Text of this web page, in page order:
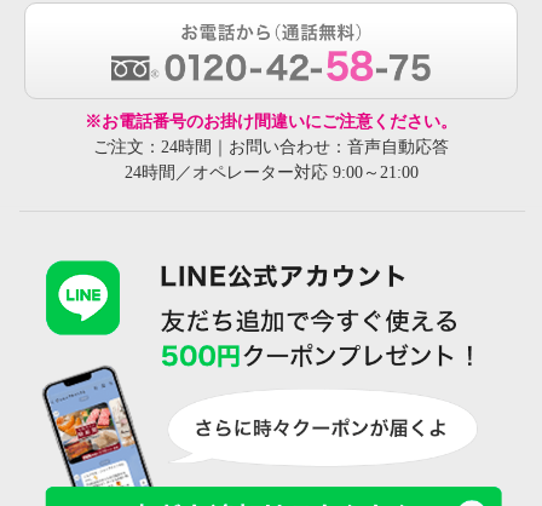
※お電話番号のお掛け間違いにご注意ください。
ご注文：24時間｜お問い合わせ：音声自動応答
24時間／オペレーター対応 9:00～21:00